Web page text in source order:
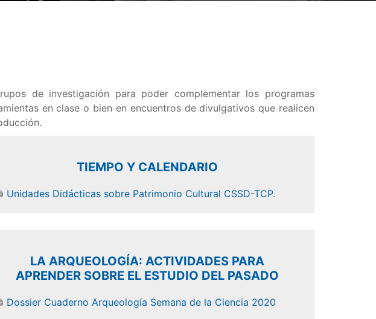
de investigación para poder complementar los programas
en clase o bien en encuentros de divulgativos que realicen
TIEMPO Y CALENDARIO
Unidades Didácticas sobre Patrimonio Cultural CSSD-TCP.
LA ARQUEOLOGÍA: ACTIVIDADES PARA
APRENDER SOBRE EL ESTUDIO DEL PASADO
Dossier Cuaderno Arqueología Semana de la Ciencia 2020